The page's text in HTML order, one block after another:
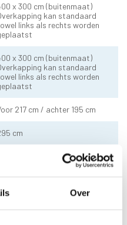
Over
x 300 cm (buitenmaat)
kan standaard
links als rechts worden
x 300 cm (buitenmaat)
kan standaard
links als rechts worden
217 cm / achter 195 cm
cm
10 x 10 cm - 1 stuks incl.
mm dakhout